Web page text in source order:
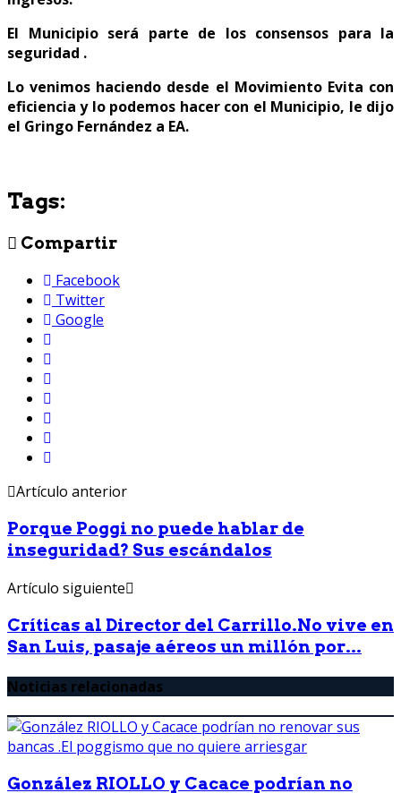
El Municipio será parte de los consensos para la
seguridad .
Lo venimos haciendo desde el Movimiento Evita con
eficiencia y lo podemos hacer con el Municipio, le dijo
el Gringo Fernández a EA.
Tags:
Compartir
Facebook
Twitter
Google
Artículo anterior
Porque Poggi no puede hablar de
inseguridad? Sus escándalos
Artículo siguiente
Críticas al Director del Carrillo.No vive en
San Luis, pasaje aéreos un millón por...
Noticias relacionadas
González RIOLLO y Cacace podrían no